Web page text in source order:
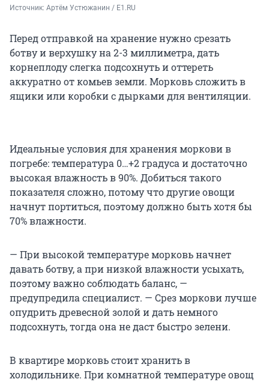
Источник: Артём Устюжанин / E1.RU
Перед отправкой на хранение нужно срезать
ботву и верхушку на 2-3 миллиметра, дать
корнеплоду слегка подсохнуть и оттереть
аккуратно от комьев земли. Морковь сложить в
ящики или коробки с дырками для вентиляции.
Идеальные условия для хранения моркови в
погребе: температура 0…+2 градуса и достаточно
высокая влажность в 90%. Добиться такого
показателя сложно, потому что другие овощи
начнут портиться, поэтому должно быть хотя бы
70% влажности.
— При высокой температуре морковь начнет
давать ботву, а при низкой влажности усыхать,
поэтому важно соблюдать баланс, —
предупредила специалист. — Срез моркови лучше
опудрить древесной золой и дать немного
подсохнуть, тогда она не даст быстро зелени.
В квартире морковь стоит хранить в
холодильнике. При комнатной температуре овощ